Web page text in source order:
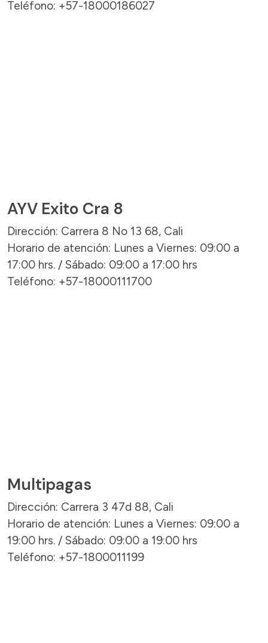
Teléfono: +57-18000186027
AYV Exito Cra 8
Dirección: Carrera 8 No 13 68, Cali
Horario de atención: Lunes a Viernes: 09:00 a
17:00 hrs. / Sábado: 09:00 a 17:00 hrs
Teléfono: +57-18000111700
Multipagas
Dirección: Carrera 3 47d 88, Cali
Horario de atención: Lunes a Viernes: 09:00 a
19:00 hrs. / Sábado: 09:00 a 19:00 hrs
Teléfono: +57-1800011199